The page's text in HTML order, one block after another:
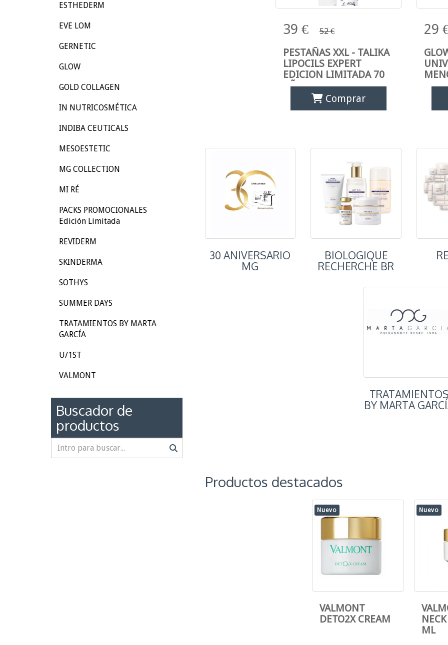
PESTAÑAS XXL - TALIKA
LIPOCILS EXPERT
EDICION LIMITADA 70
AÑOS
39 € 52 €
PESTAÑAS XXL - TALIKA
LIPOCILS EXPERT
EDICION LIMITADA 70
AÑOS
Comprar
29
30 ANIVERSARIO
MG
BIOLOGIQUE
RECHERCHE BR
BY MARTA
Productos destacados
Nuevo
VALMONT
DETO2X CREAM
Nuevo
ML
ESTHEDERM
EVE LOM
GERNETIC
GLOW
GOLD COLLAGEN
IN NUTRICOSMÉTICA
INDIBA CEUTICALS
MESOESTETIC
MG COLLECTION
MI RÉ
PACKS PROMOCIONALES
Edición Limitada
REVIDERM
SKINDERMA
SOTHYS
SUMMER DAYS
TRATAMIENTOS BY MARTA
GARCÍA
U/1ST
VALMONT
Buscador de
productos